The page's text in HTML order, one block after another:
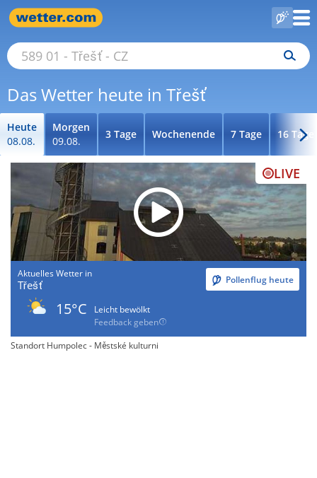
Das Wetter heute in Třešť
Heute
08.08.
Morgen
09.08.
3 Tage Wochenende 7 Tage 16 Tage
LIVE
Aktuelles Wetter in
Třešť Pollenflug heute
15°C
Leicht bewölkt
Feedback geben
Standort Humpolec - Městské kulturni